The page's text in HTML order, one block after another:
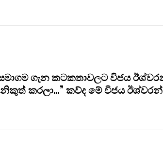
ගැන කටකතාවලට විජය
නිකුත් කරලා…” කව්ද මේ විජය